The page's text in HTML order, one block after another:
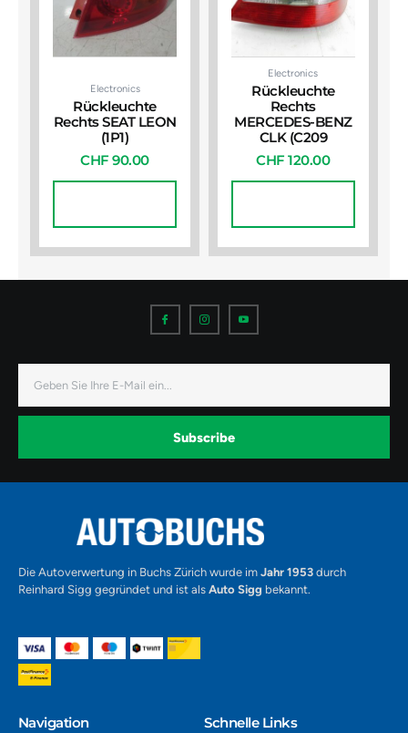
Electronics
Rückleuchte
Rechts SEAT LEON
(1P1)
CHF 90.00
Electronics
Rückleuchte
Rechts
MERCEDES-BENZ
CLK (C209
CHF 120.00
I
c
o
n
e
o
o
I
c
o
n
g
r
m
1
I
c
n
b
e
Mail
Subscribe
Die Autoverwertung in Buchs Zürich wurde im Jahr 1953durch
Reinhard Sigg gegründet und ist als Auto Sigg bekannt.
Navigation​ Schnelle Links